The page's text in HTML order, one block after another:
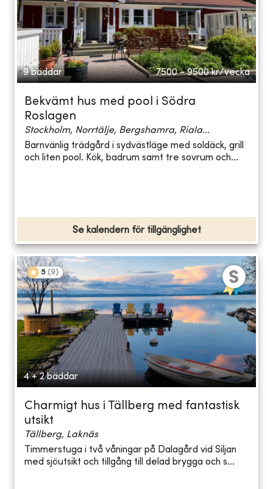
9 bäddar 7500 - 9500 kr/vecka
Bekvämt hus med pool i Södra
Roslagen
Stockholm, Norrtälje, Bergshamra, Riala...
Barnvänlig trädgård i sydvästläge med soldäck, grill
och liten pool. Kök, badrum samt tre sovrum och...
Se kalendern för tillgänglighet
5 (9)
4 + 2 bäddar
Charmigt hus i Tällberg med fantastisk
utsikt
Tällberg, Laknäs
Timmerstuga i två våningar på Dalagård vid Siljan
med sjöutsikt och tillgång till delad brygga och s...